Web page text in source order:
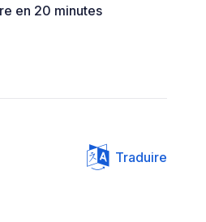
en 20 minutes
Traduire